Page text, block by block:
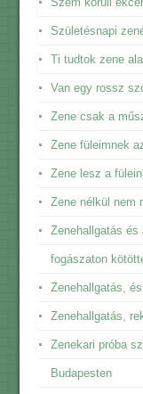
Születésnapi
Ti tudtok zene
Van egy rossz
Zene csak a
Zene füleimnek
Zene lesz a
Zene nélkül nem
Zenehallgatás
fogászaton
Zenehallgatás,
Zenehallgatás,
Zenekari próba
Budapesten